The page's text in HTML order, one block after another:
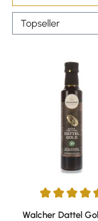
Durchschnittliche
Walcher Dattel